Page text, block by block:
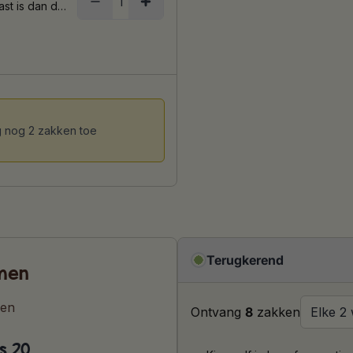
is dan de
dag. Met
De koffie
nog 2 zakken toe
20
Terugkerend
Ontvang 8 zakken